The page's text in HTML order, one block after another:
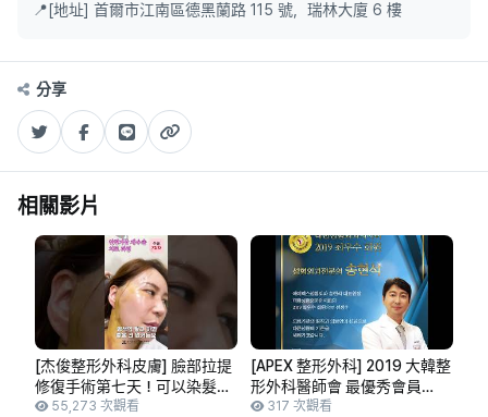
📍[地址] 首爾市江南區德黑蘭路 115 號，瑞林大廈 6 樓
分享
相關影片
[杰俊整形外科皮膚] 臉部拉提
修復手術第七天！可以染髮
嗎？腫脹什麼時候會消？
55,273 次觀看
[APEX 整形外科] 2019 大韓整
形外科醫師會 最優秀會員
_APEX 整形外科 宋賢碩 代表
317 次觀看